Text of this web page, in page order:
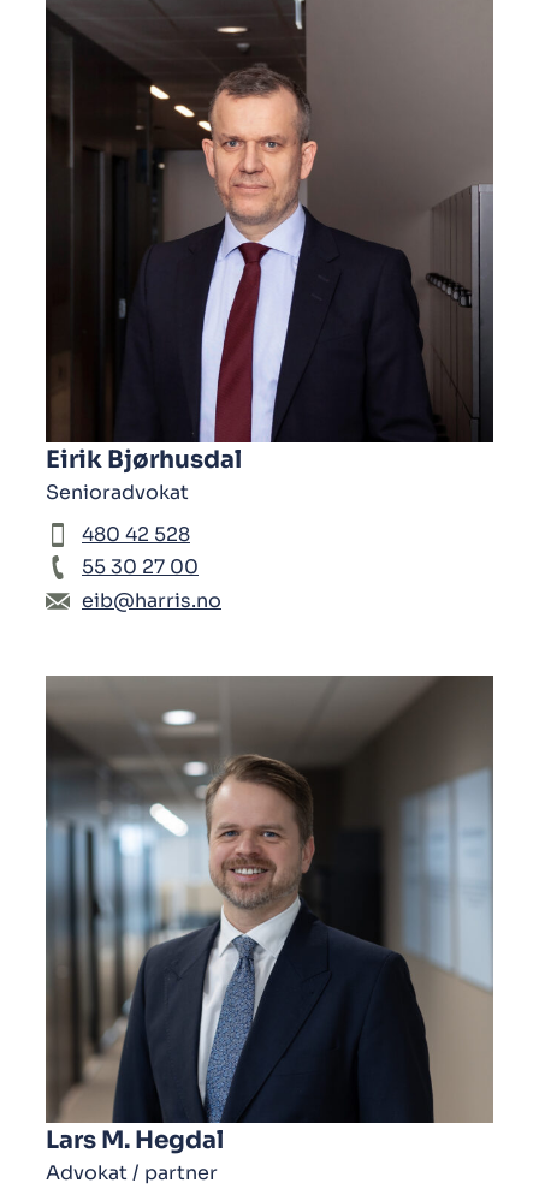
Eirik Bjørhusdal
Senioradvokat
480 42 528
55 30 27 00
eib@harris.no
Lars M. Hegdal
Advokat / partner